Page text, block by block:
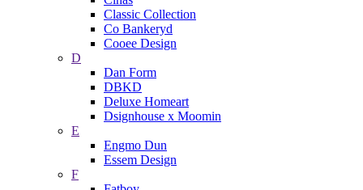
Classic Collection
Co Bankeryd
Cooee Design
D
Dan Form
DBKD
Deluxe Homeart
Dsignhouse x Moomin
E
Engmo Dun
Essem Design
F